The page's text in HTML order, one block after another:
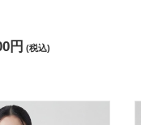
円 (税込)